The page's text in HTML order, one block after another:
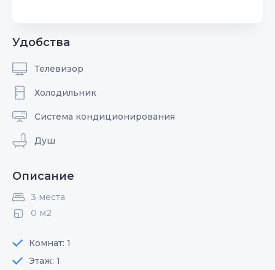
Удобства
Телевизор
Холодильник
Система кондиционирования
Душ
Описание
3 места
0 м2
Комнат: 1
Этаж: 1